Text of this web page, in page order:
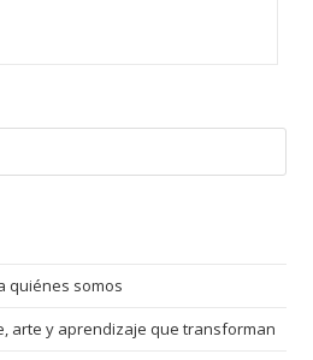
quiénes somos
arte y aprendizaje que transforman